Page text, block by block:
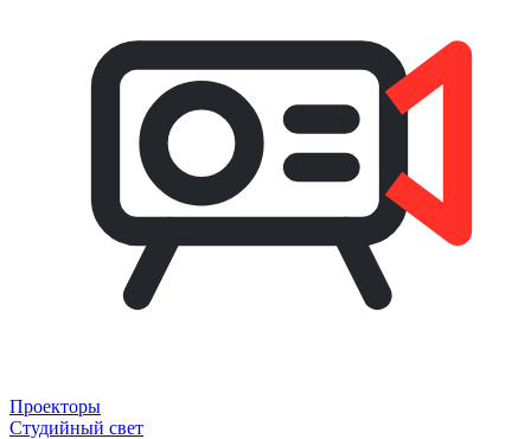
Проекторы
Студийный свет